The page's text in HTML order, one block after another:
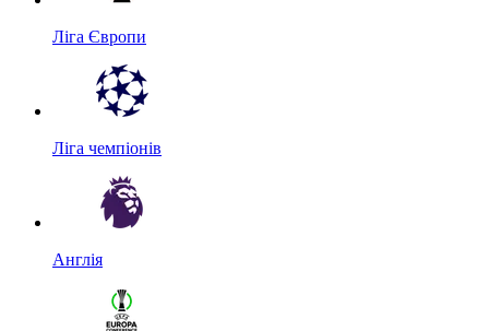
Ліга Європи
Ліга чемпіонів
Англія